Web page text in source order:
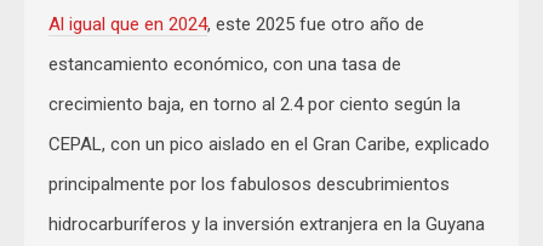
Al igual que en 2024, este 2025 fue otro año de
estancamiento económico, con una tasa de
crecimiento baja, en torno al 2.4 por ciento según la
CEPAL, con un pico aislado en el Gran Caribe, explicado
principalmente por los fabulosos descubrimientos
hidrocarburíferos y la inversión extranjera en la Guyana